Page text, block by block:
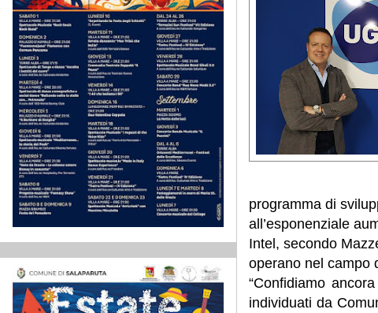
programma di
all’esponenziale
Intel, secondo
operano nel campo
“Confidiamo
individuati da